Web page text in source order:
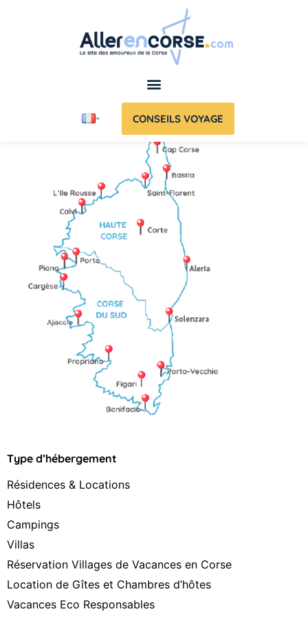
CONSEILS VOYAGE
Type d’hébergement
Résidences & Locations
Hôtels
Campings
Villas
Réservation Villages de Vacances en Corse
Location de Gîtes et Chambres d’hôtes
Vacances Eco Responsables